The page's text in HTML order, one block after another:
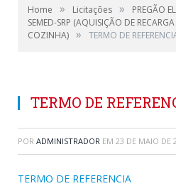
Home » Licitações »
PREGÃO
SEMED-SRP (AQUISIÇÃO DE
COZINHA) » TERMO DE
TERMO DE
POR ADMINISTRADOR EM 23 DE MAIO DE
TERMO DE REFERENCIA